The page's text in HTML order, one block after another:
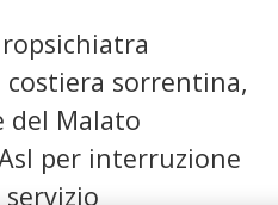
sorrentina,
del Malato
per interruzione